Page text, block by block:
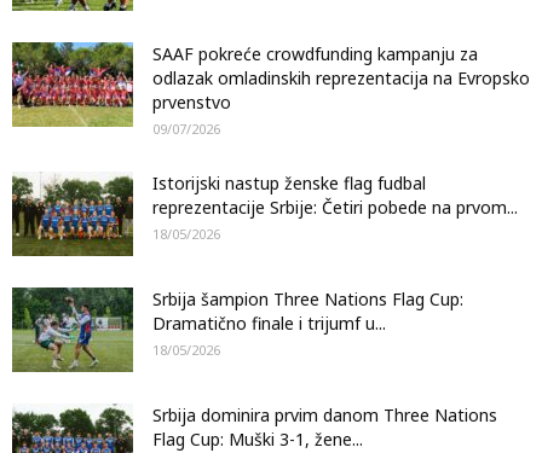
SAAF pokreće crowdfunding kampanju za
odlazak omladinskih reprezentacija na Evropsko
prvenstvo
09/07/2026
Istorijski nastup ženske flag fudbal
reprezentacije Srbije: Četiri pobede na prvom...
18/05/2026
Srbija šampion Three Nations Flag Cup:
Dramatično finale i trijumf u...
18/05/2026
Srbija dominira prvim danom Three Nations
Flag Cup: Muški 3-1, žene...